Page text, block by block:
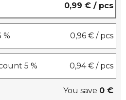
0,99 € / pcs
% 0,96 € / pcs
5 % 0,94 € / pcs
You save 0 €